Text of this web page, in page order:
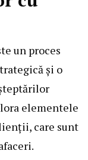
un proces
și o
elementele
care sunt